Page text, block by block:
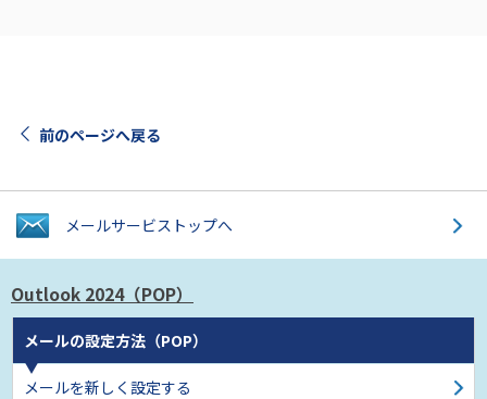
前のページへ戻る
メールサービス トップへ
Outlook 2024（POP）
メールの設定方法（POP）
メールを新しく設定する